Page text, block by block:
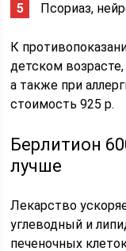
Псориаз,
К
детском
а также при
стоимость 925 р.
Берлитион
лучше
Лекарство
углеводный и
печеночных